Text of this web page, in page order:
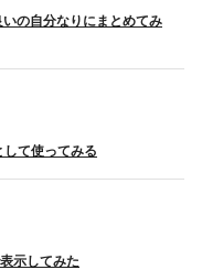
の自分なりにまとめてみ
て使ってみる
示してみた